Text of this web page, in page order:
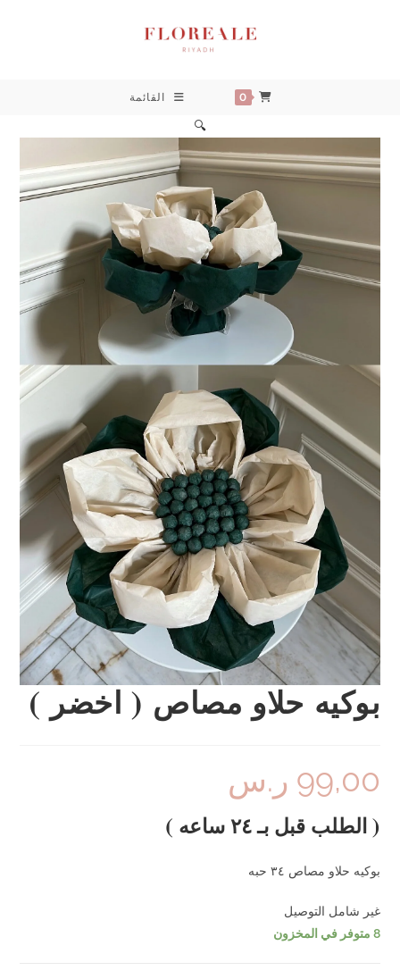
0 القائمة
🔍
بوكيه حلاو مصاص ( اخضر )
99,00 ر.س
( الطلب قبل بـ ٢٤ ساعه )
بوكيه حلاو مصاص ٣٤ حبه
غير شامل التوصيل
8 متوفر في المخزون